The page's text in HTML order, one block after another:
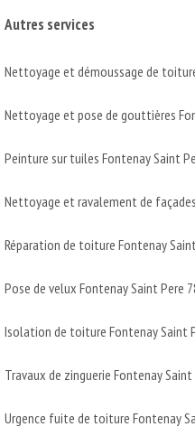
Autres services
Nettoyage et démoussage de
Nettoyage et pose de gouttières
Peinture sur tuiles Fontenay Saint
Nettoyage et ravalement de
Réparation de toiture Fontenay
Pose de velux Fontenay Saint Pere
Isolation de toiture Fontenay Saint
Travaux de zinguerie Fontenay
Urgence fuite de toiture Fontenay